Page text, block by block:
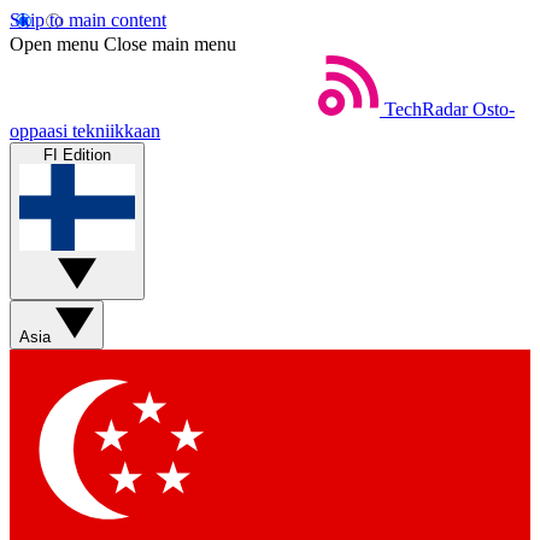
Skip to main content
Open menu Close main menu
TechRadar Osto-
oppaasi tekniikkaan
FI Edition
Asia